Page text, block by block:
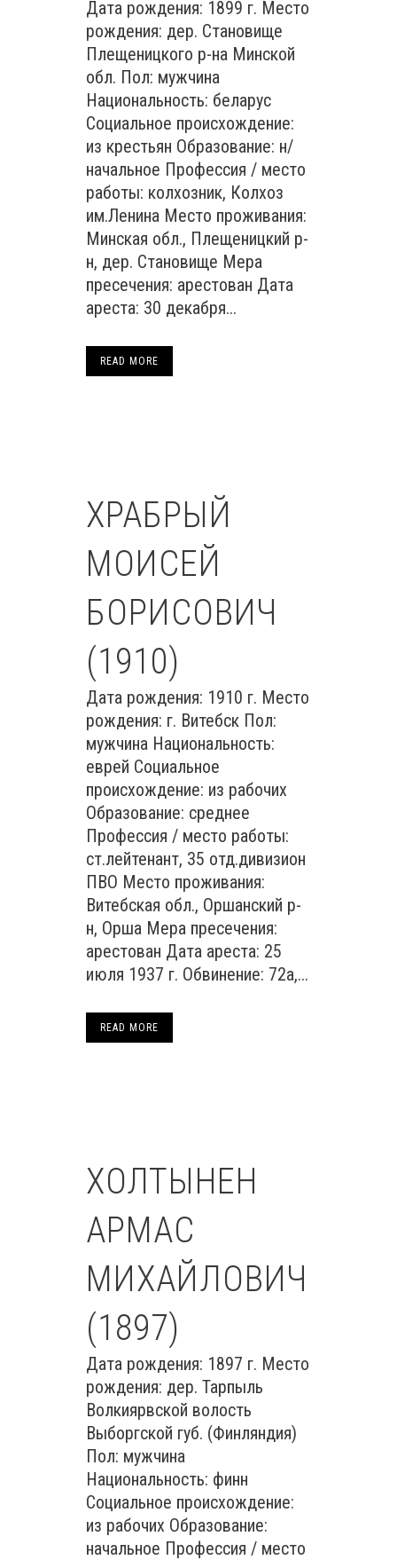
Дата рождения: 1899 г. Место
рождения: дер. Становище
Плещеницкого р-на Минской
обл. Пол: мужчина
Национальность: беларус
Социальное происхождение:
из крестьян Образование: н/
начальное Профессия / место
работы: колхозник, Колхоз
им.Ленина Место проживания:
Минская обл., Плещеницкий р-
н, дер. Становище Мера
пресечения: арестован Дата
ареста: 30 декабря...
READ MORE
ХРАБРЫЙ
МОИСЕЙ
БОРИСОВИЧ
(1910)
Дата рождения: 1910 г. Место
рождения: г. Витебск Пол:
мужчина Национальность:
еврей Социальное
происхождение: из рабочих
Образование: среднее
Профессия / место работы:
ст.лейтенант, 35 отд.дивизион
ПВО Место проживания:
Витебская обл., Оршанский р-
н, Орша Мера пресечения:
арестован Дата ареста: 25
июля 1937 г. Обвинение: 72а,...
READ MORE
ХОЛТЫНЕН
АРМАС
МИХАЙЛОВИЧ
(1897)
Дата рождения: 1897 г. Место
рождения: дер. Тарпыль
Волкиярвской волость
Выборгской губ. (Финляндия)
Пол: мужчина
Национальность: финн
Социальное происхождение:
из рабочих Образование:
начальное Профессия / место